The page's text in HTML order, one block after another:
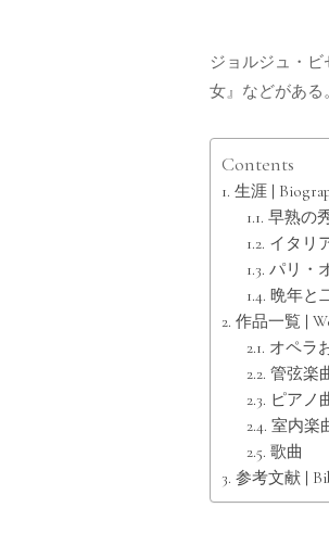
ジョルジュ・
女』などがある。
Contents
生涯 |
早熟の
イタリ
パリ・
晩年と
作品一覧 |
オペラ
管弦楽
ピアノ
室内楽
歌曲
参考文献 |